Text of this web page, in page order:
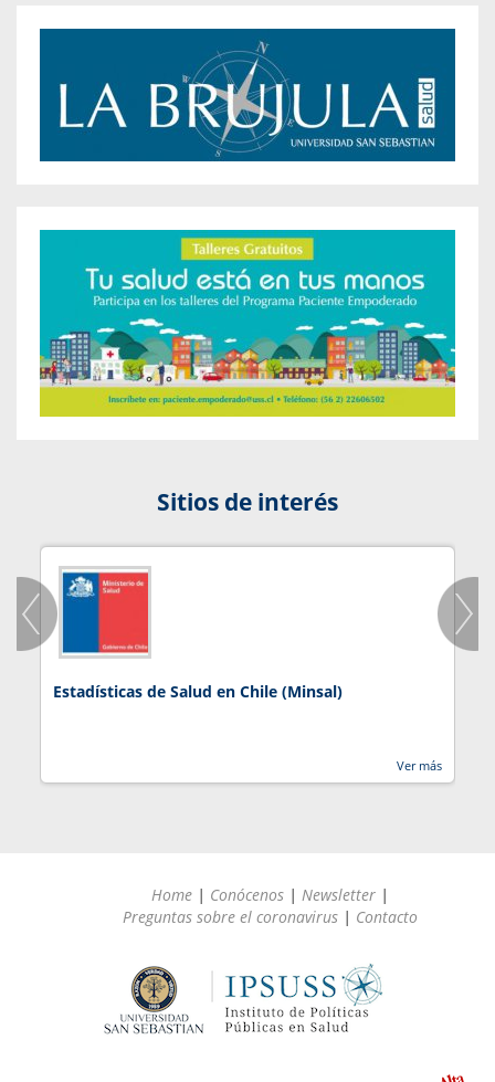
Sitios de interés
Estadísticas de Salud en Chile (Minsal)
Ver más
Home | Conócenos | Newsletter |
Preguntas sobre el coronavirus | Contacto